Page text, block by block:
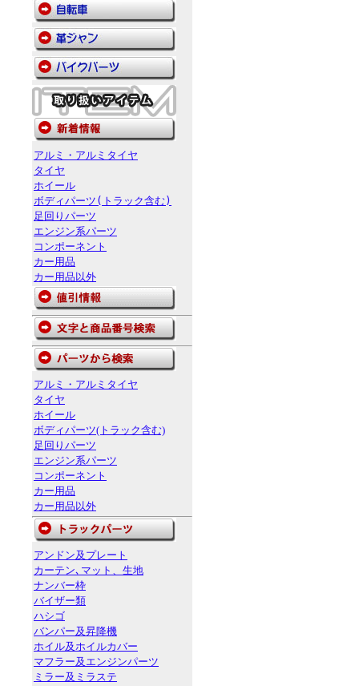
アルミ・アルミタイヤ
タイヤ
ホイール
ボディパーツ(トラック含む)
足回りパーツ
エンジン系パーツ
コンポーネント
カー用品
カー用品以外
アルミ・アルミタイヤ
タイヤ
ホイール
ボディパーツ(トラック含む)
足回りパーツ
エンジン系パーツ
コンポーネント
カー用品
カー用品以外
アンドン及プレート
カーテン､マット、生地
ナンバー枠
バイザー類
ハシゴ
バンパー及昇降機
ホイル及ホイルカバー
マフラー及エンジンパーツ
ミラー及ミラステ